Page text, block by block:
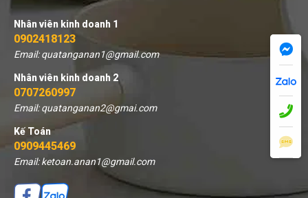
Nhân viên kinh doanh 1
0902418123
Email: quatanganan1@gmail.com
Nhân viên kinh doanh 2
0707260997
Email: quatanganan2@gmai.com
Kế Toán
0909445469
Email: ketoan.anan1@gmail.com